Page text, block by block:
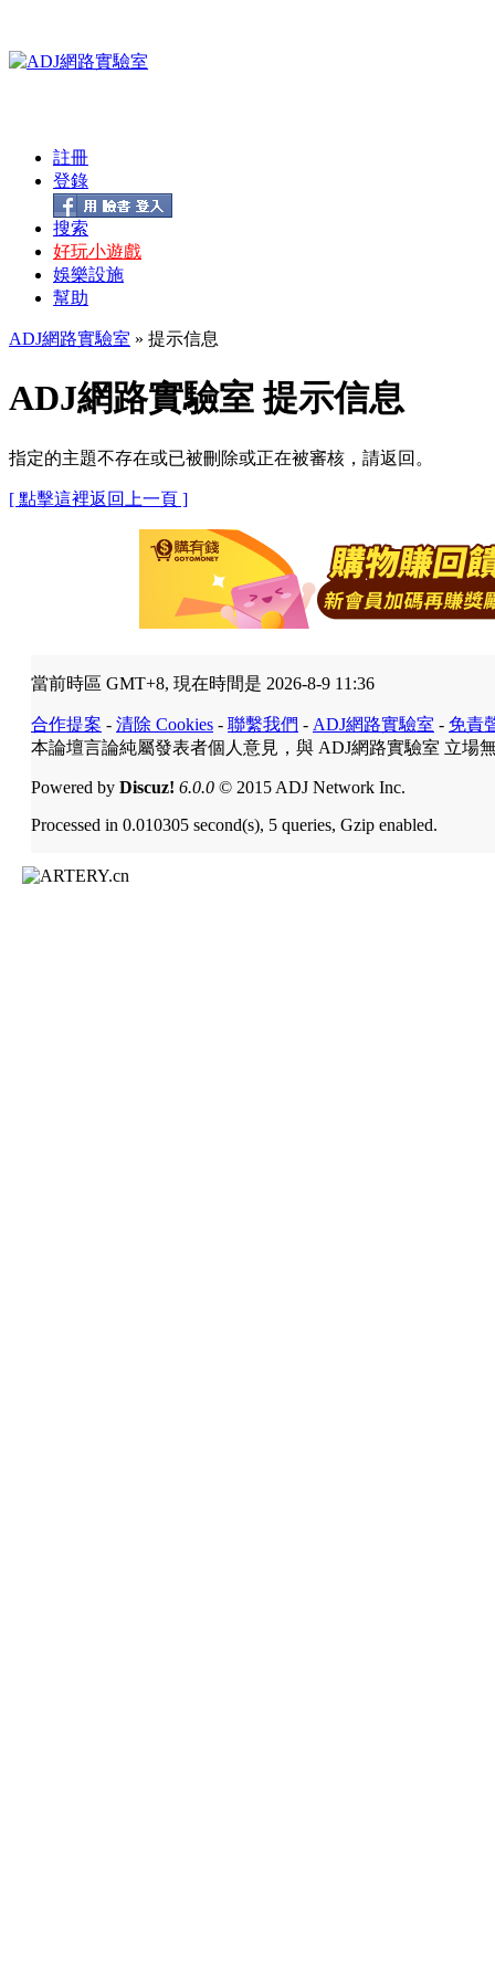
註冊
登錄
搜索
好玩小遊戲
娛樂設施
幫助
ADJ網路實驗室 » 提示信息
ADJ網路實驗室 提示信息
指定的主題不存在或已被刪除或正在被審核，請返回。
[ 點擊這裡返回上一頁 ]
當前時區 GMT+8, 現在時間是 2026-8-9 11:36
合作提案 - 清除 Cookies - 聯繫我們 - ADJ網路實驗室 - 免責
本論壇言論純屬發表者個人意見，與 ADJ網路實驗室 立場
Powered by Discuz! 6.0.0 © 2015 ADJ Network Inc.
Processed in 0.010305 second(s), 5 queries, Gzip enabled.